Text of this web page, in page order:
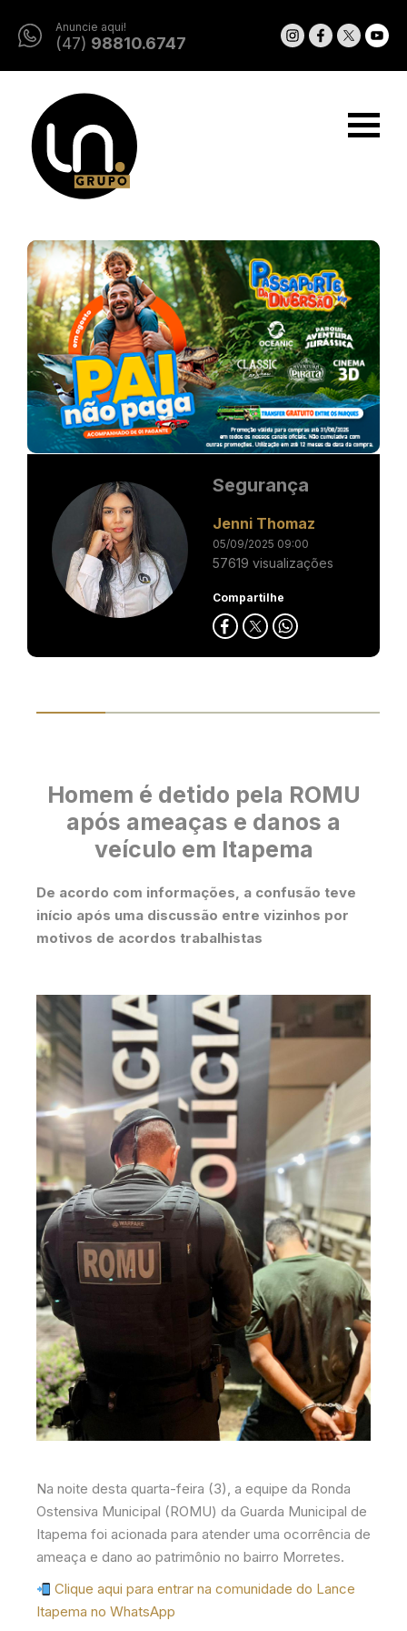
Anuncie aqui!
(47) 98810.6747
Segurança
Jenni Thomaz
05/09/2025 09:00
57619 visualizações
Compartilhe
Homem é detido pela ROMU
após ameaças e danos a
veículo em Itapema
De acordo com informações, a confusão teve
início após uma discussão entre vizinhos por
motivos de acordos trabalhistas
Na noite desta quarta-feira (3), a equipe da Ronda
Ostensiva Municipal (ROMU) da Guarda Municipal de
Itapema foi acionada para atender uma ocorrência de
ameaça e dano ao patrimônio no bairro Morretes.
Clique aqui para entrar na comunidade do Lance
Itapema no WhatsApp